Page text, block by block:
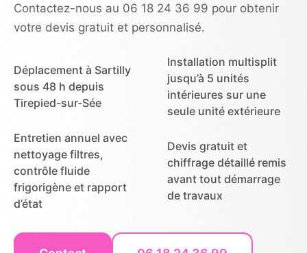
Contactez-nous au 06 18 24 36 99 pour obtenir
votre devis gratuit et personnalisé.
Déplacement à Sartilly
sous 48 h depuis
Tirepied-sur-Sée
Installation multisplit
jusqu’à 5 unités
intérieures sur une
seule unité extérieure
Entretien annuel avec
nettoyage filtres,
contrôle fluide
frigorigène et rapport
d’état
Devis gratuit et
chiffrage détaillé remis
avant tout démarrage
de travaux